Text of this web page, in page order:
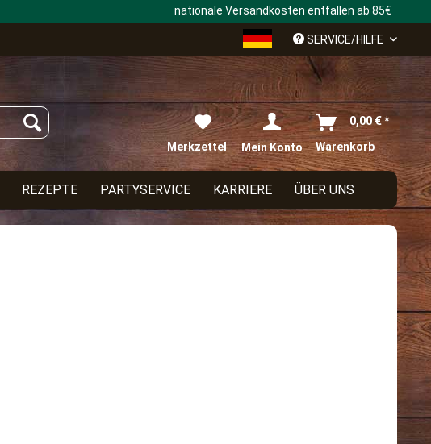
nationale Versandkosten entfallen ab 85€
DeutschSERVICE/HILFE
Merkzettel Mein Konto
0,00 € *
Warenkorb
REZEPTE PARTYSERVICE KARRIERE ÜBER UNS